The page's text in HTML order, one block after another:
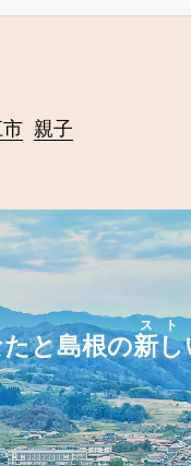
親子
と島根の新し
スト